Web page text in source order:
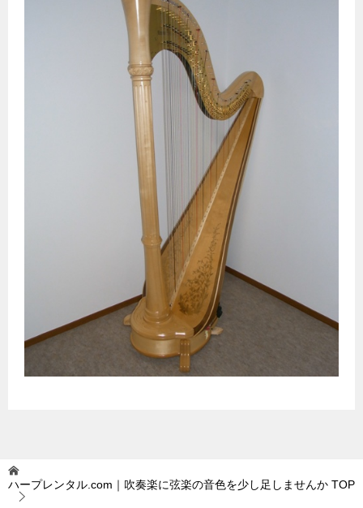
ハープレンタル.com｜吹奏楽に弦楽の音色を少し足しませんか TOP